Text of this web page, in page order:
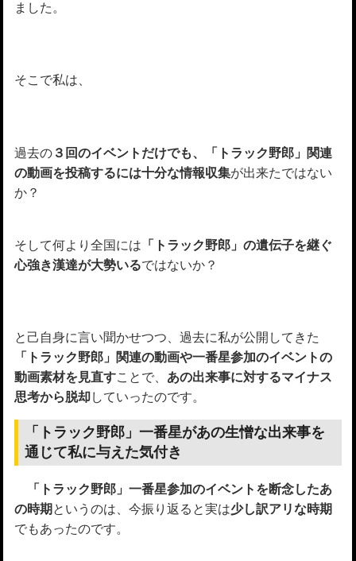
ました。
そこで私は、
過去の３回のイベントだけでも、「トラック野郎」関連
の動画を投稿するには十分な情報収集が出来たではない
か？
そして何より全国には 「トラック野郎」の遺伝子を継ぐ
心強き漢達が大勢いるではないか？
と己自身に言い聞かせつつ、過去に私が公開してきた
「トラック野郎」関連の動画や一番星参加のイベントの
動画素材を見直すことで、 あの出来事に対するマイナス
思考から脱却していったのです。
「トラック野郎」一番星があの生憎な出来事を
通じて私に与えた気付き
「トラック野郎」一番星参加のイベントを断念したあ
の時期というのは、今振り返ると実は少し訳アリな時期
でもあったのです。